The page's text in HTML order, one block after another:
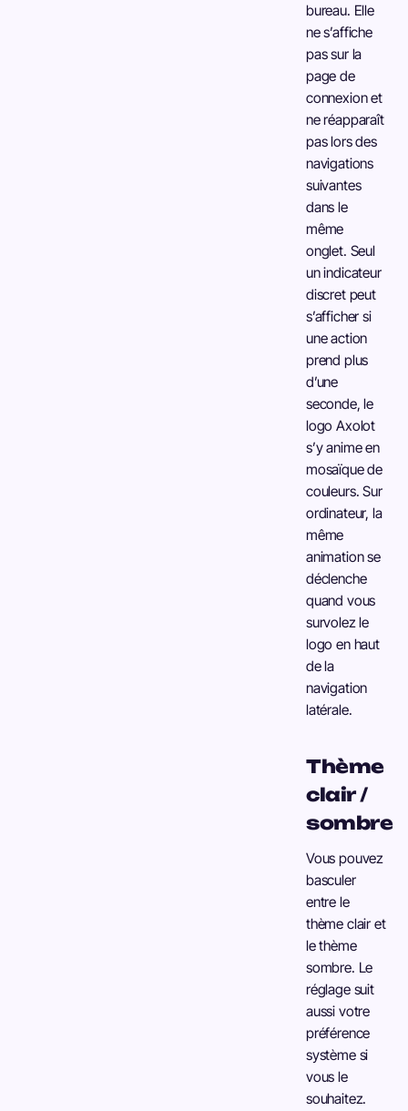
bureau. Elle
ne s’affiche
pas sur la
page de
connexion et
ne réapparaît
pas lors des
navigations
suivantes
dans le
même
onglet. Seul
un indicateur
discret peut
s’afficher si
une action
prend plus
d’une
seconde, le
logo Axolot
s’y anime en
mosaïque de
couleurs. Sur
ordinateur, la
même
animation se
déclenche
quand vous
survolez le
logo en haut
de la
navigation
latérale.
Thème
clair /
sombre
Vous pouvez
basculer
entre le
thème clair et
le thème
sombre. Le
réglage suit
aussi votre
préférence
système si
vous le
souhaitez.